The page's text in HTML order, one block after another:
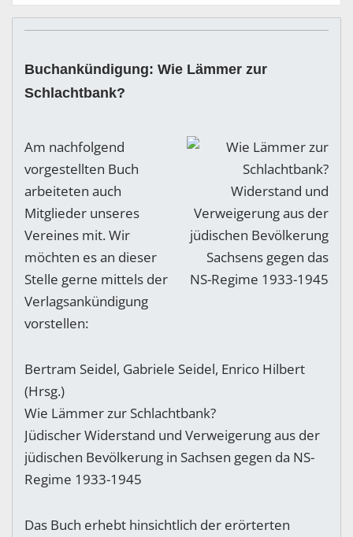
Buchankündigung: Wie Lämmer zur
Schlachtbank?
Am nachfolgend
vorgestellten Buch
arbeiteten auch
Mitglieder unseres
Vereines mit. Wir
möchten es an dieser
Stelle gerne mittels der
Verlagsankündigung
vorstellen:
Bertram Seidel, Gabriele Seidel, Enrico Hilbert
(Hrsg.)
Wie Lämmer zur Schlachtbank?
Jüdischer Widerstand und Verweigerung aus der
jüdischen Bevölkerung in Sachsen gegen da NS-
Regime 1933-1945
Das Buch erhebt hinsichtlich der erörterten